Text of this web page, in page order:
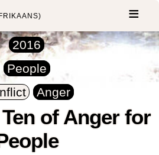
2016
People
Anger
of Anger for